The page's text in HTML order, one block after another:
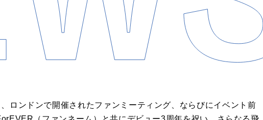
ロンドンで開催されたファンミーティング、ならびにイベント前